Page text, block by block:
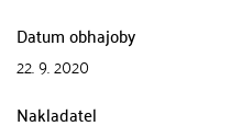
Datum obhajoby
22. 9. 2020
Nakladatel